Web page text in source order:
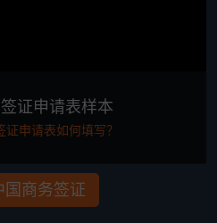
证申请表样本
证申请表如何填写？
国商务签证